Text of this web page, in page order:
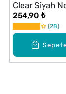
Clear Siyah
Temizleyici
ml
254,90 ₺
28